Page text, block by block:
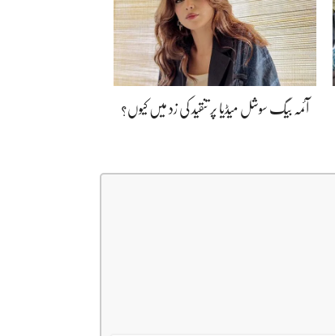
آئمہ بیگ سوشل میڈیا پر تنقید کی زد میں کیوں؟